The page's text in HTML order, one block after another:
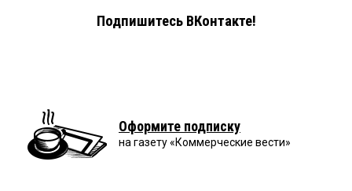
Подпишитесь ВКонтакте!
Оформите подписку
на газету «Коммерческие вести»